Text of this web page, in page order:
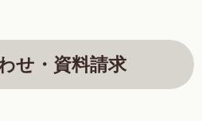
せ・資料請求